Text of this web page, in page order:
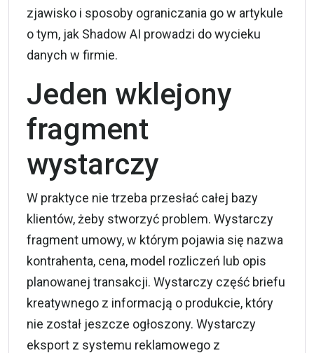
zjawisko i sposoby ograniczania go w artykule
o tym, jak Shadow AI prowadzi do wycieku
danych w firmie.
Jeden wklejony
fragment
wystarczy
W praktyce nie trzeba przesłać całej bazy
klientów, żeby stworzyć problem. Wystarczy
fragment umowy, w którym pojawia się nazwa
kontrahenta, cena, model rozliczeń lub opis
planowanej transakcji. Wystarczy część briefu
kreatywnego z informacją o produkcie, który
nie został jeszcze ogłoszony. Wystarczy
eksport z systemu reklamowego z